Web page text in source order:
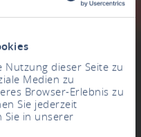
Nutzung dieser Seite zu
Medien zu
Browser-Erlebnis zu
Sie jederzeit
Sie in unserer